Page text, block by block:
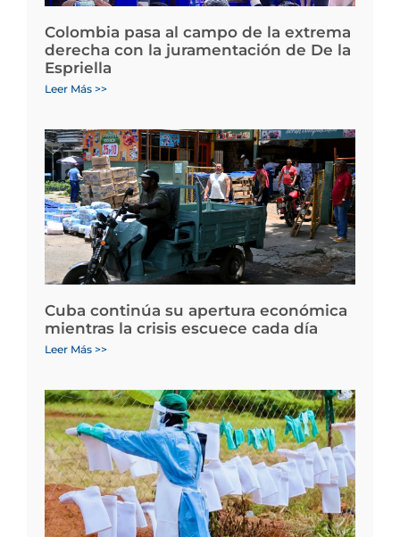
Colombia pasa al campo de la extrema
derecha con la juramentación de De la
Espriella
Leer Más >>
Cuba continúa su apertura económica
mientras la crisis escuece cada día
Leer Más >>